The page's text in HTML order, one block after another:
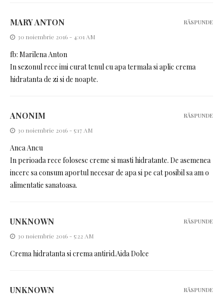
MARY ANTON
30 noiembrie 2016 - 4:01 AM
fb: Marilena Anton
In sezonul rece imi curat tenul cu apa termala si aplic crema
hidratanta de zi si de noapte.
RĂSPUNDE
ANONIM
30 noiembrie 2016 - 5:17 AM
Anca Ancu
In perioada rece folosesc creme si masti hidratante. De asemenea
incerc sa consum aportul necesar de apa si pe cat posibil sa am o
alimentatie sanatoasa.
RĂSPUNDE
UNKNOWN
30 noiembrie 2016 - 5:22 AM
Crema hidratanta si crema antirid.Aida Dolce
RĂSPUNDE
UNKNOWN RĂSPUNDE